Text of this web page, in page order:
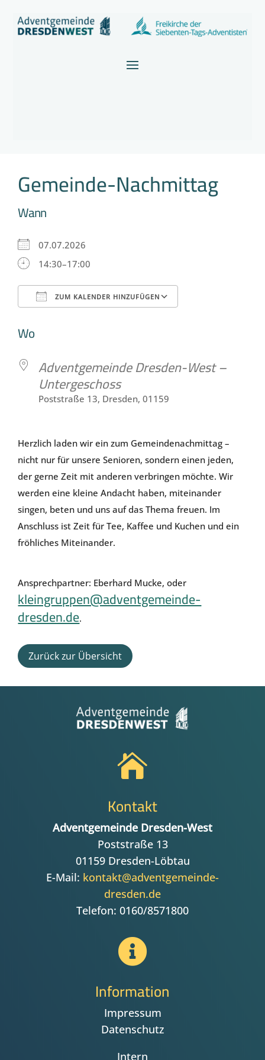
Gemeinde-Nachmittag
Wann
07.07.2026
14:30–17:00
ZUM KALENDER HINZUFÜGEN
Wo
Adventgemeinde Dresden-West –
Untergeschoss
Poststraße 13, Dresden, 01159
Herzlich laden wir ein zum Gemeindenachmittag –
nicht nur für unsere Senioren, sondern einen jeden,
der gerne Zeit mit anderen verbringen möchte. Wir
werden eine kleine Andacht haben, miteinander
singen, beten und uns auf das Thema freuen. Im
Anschluss ist Zeit für Tee, Kaffee und Kuchen und ein
fröhliches Miteinander.
Ansprechpartner: Eberhard Mucke, oder
kleingruppen@adventgemeinde-
dresden.de.
Zurück zur Übersicht

Kontakt
Adventgemeinde Dresden-West
Poststraße 13
01159 Dresden-Löbtau
E-Mail: kontakt@adventgemeinde-
dresden.de
Telefon: 0160/8571800

Information
Impressum
Datenschutz
Intern